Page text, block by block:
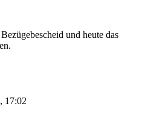
und heute das
17:02